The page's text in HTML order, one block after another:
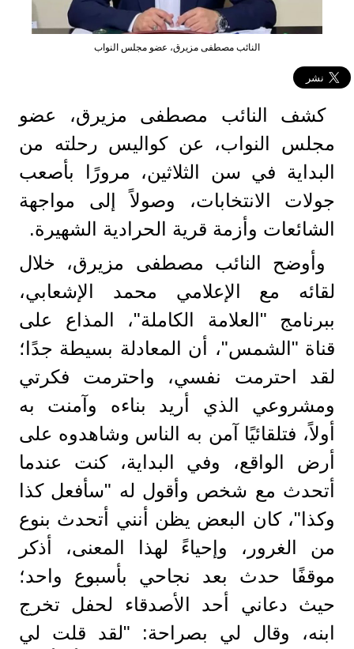
النائب مصطفى مزيرق، عضو مجلس النواب
كشف النائب مصطفى مزيرق، عضو
مجلس النواب، عن كواليس رحلته من
البداية في سن الثلاثين، مرورًا بأصعب
جولات الانتخابات، وصولاً إلى مواجهة
الشائعات وأزمة قرية الحرادية الشهيرة.
وأوضح النائب مصطفى مزيرق، خلال
لقائه مع الإعلامي محمد الإشعابي،
ببرنامج "العلامة الكاملة"، المذاع على
قناة "الشمس"، أن المعادلة بسيطة جدًا؛
لقد احترمت نفسي، واحترمت فكرتي
ومشروعي الذي أريد بناءه وآمنت به
أولاً، فتلقائيًا آمن به الناس وشاهدوه على
أرض الواقع، وفي البداية، كنت عندما
أتحدث مع شخص وأقول له "سأفعل كذا
وكذا"، كان البعض يظن أنني أتحدث بنوع
من الغرور، وإحياءً لهذا المعنى، أذكر
موقفًا حدث بعد نجاحي بأسبوع واحد؛
حيث دعاني أحد الأصدقاء لحفل تخرج
ابنه، وقال لي بصراحة: "لقد قلت لي